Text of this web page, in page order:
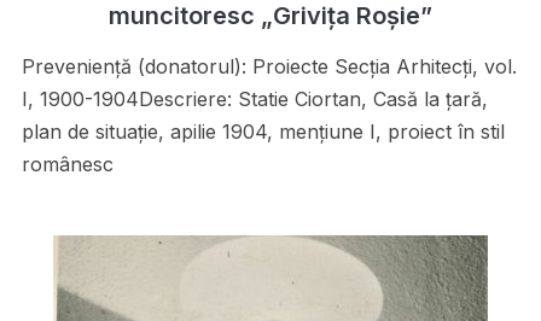
muncitoresc „Grivița Roșie”
Preveniență (donatorul): Proiecte Secţia Arhitecţi, vol.
I, 1900-1904Descriere: Statie Ciortan, Casă la ţară,
plan de situaţie, apilie 1904, menţiune I, proiect în stil
românesc